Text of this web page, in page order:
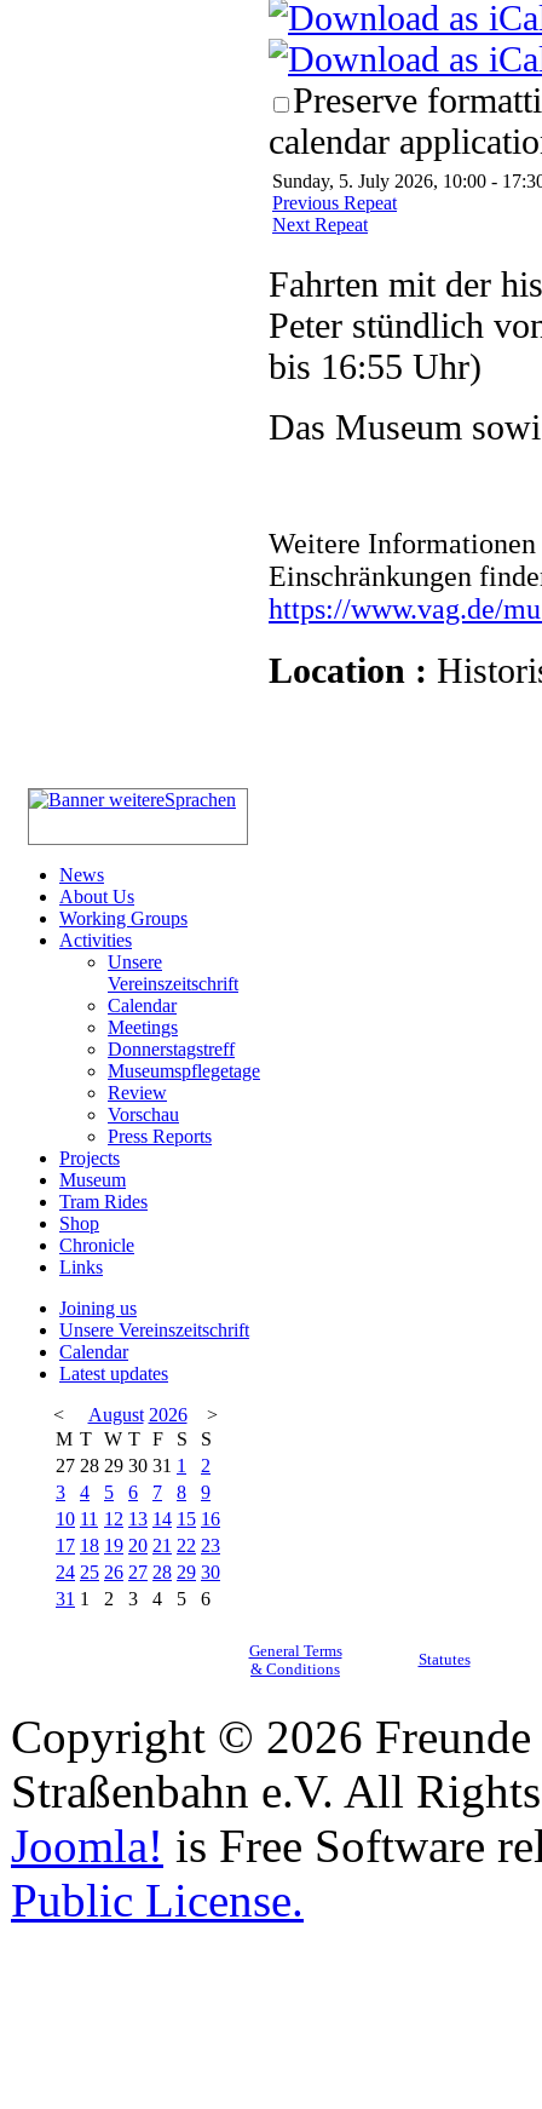
Preserve
calendar
Sunday, 5. July 2026, 10:00 -
Previous Repeat
Next Repeat
Fahrten mit der
Peter stündlich
bis 16:55 Uhr)
Das Museum
Weitere
Einschränkungen
https://www.vag.de/
Location :
News
About Us
Working Groups
Activities
Unsere
Vereinszeitschrift
Calendar
Meetings
Donnerstagstreff
Museumspflegetage
Review
Vorschau
Press Reports
Projects
Museum
Tram Rides
Shop
Chronicle
Links
Joining us
Unsere Vereinszeitschrift
Calendar
Latest updates
<
August 2026
>
M T W T F S
S
27 28 29 30 31 1
2
3
4 5 6 7 8
9
10 11 12 13 14 15 16
17 18 19 20 21 22 23
24 25 26 27 28 29 30
31 1 2 3 4 5 6
General Terms
& Conditions
Statutes
Copyright © 2026
Straßenbahn e.V. All
Joomla! is Free Software
Public License.